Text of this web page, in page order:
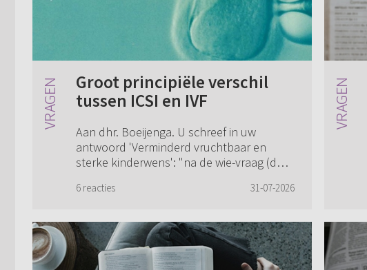
Groot principiële verschil
tussen ICSI en IVF
Aan dhr. Boeijenga. U schreef in uw
antwoord 'Verminderd vruchtbaar en
sterke kinderwens': "na de wie-vraag (de
de discussie over ICSI de hoe-vraag: wie
6 reacties 31-07-2026